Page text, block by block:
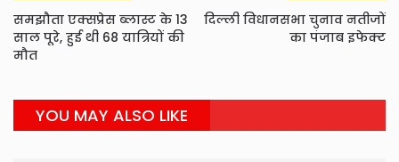
समझौता एक्सप्रेस ब्लास्ट के 13
साल पूरे, हुई थी 68 यात्रियों की
मौत
दिल्ली विधानसभा चुनाव नतीजों
का पंजाब इफेक्ट
YOU MAY ALSO LIKE